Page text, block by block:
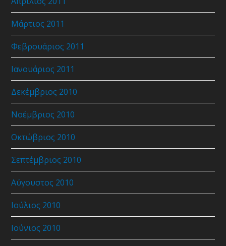
Μάρτιος 2011
Φεβρουάριος 2011
Ιανουάριος 2011
Δεκέμβριος 2010
Νοέμβριος 2010
Οκτώβριος 2010
Σεπτέμβριος 2010
Αύγουστος 2010
Ιούλιος 2010
Ιούνιος 2010